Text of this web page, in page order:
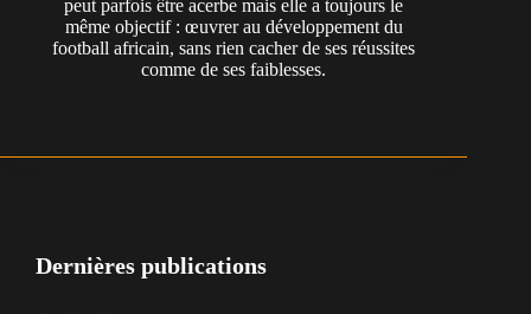
peut parfois être acerbe mais elle a toujours le
même objectif : œuvrer au développement du
football africain, sans rien cacher de ses réussites
comme de ses faiblesses.
Dernières publications